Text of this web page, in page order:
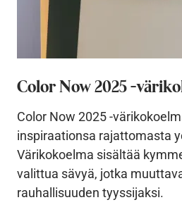
Color Now 2025 -
Color Now 2025 -
inspiraationsa rajattomasta
Värikokoelma sisältää
valittua sävyä, jotka
rauhallisuuden tyyssijaksi.